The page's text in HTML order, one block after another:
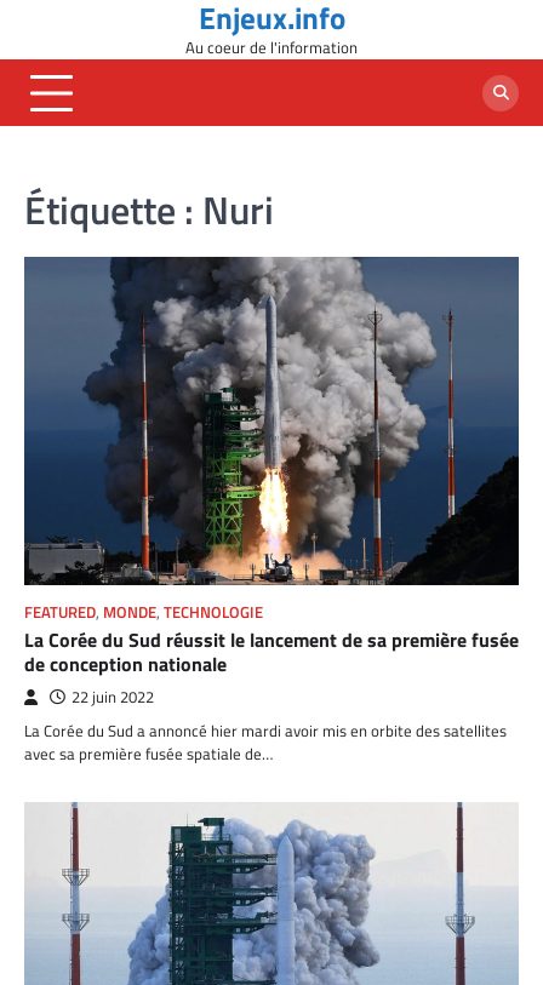
content
Enjeux.info
Au coeur de l'information
Étiquette : Nuri
FEATURED, MONDE, TECHNOLOGIE
La Corée du Sud réussit le lancement de sa première fusée
de conception nationale
22 juin 2022
La Corée du Sud a annoncé hier mardi avoir mis en orbite des satellites
avec sa première fusée spatiale de…